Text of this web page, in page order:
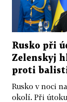
Rusko při
Zelenskyj
proti
Rusko v noci
okolí. Při